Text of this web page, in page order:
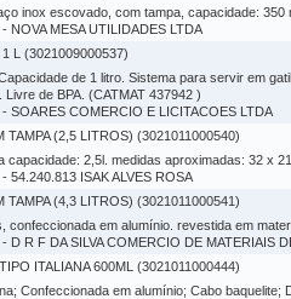
inox escovado, com tampa, capacidade: 350
NOVA MESA UTILIDADES LTDA
L (3021009000537)
de 1 litro. Sistema para servir em
de BPA. (CATMAT 437942 )
SOARES COMERCIO E LICITACOES LTDA
TAMPA (2,5 LITROS) (3021011000540)
capacidade: 2,5l. medidas aproximadas: 32 x
54.240.813 ISAK ALVES ROSA
TAMPA (4,3 LITROS) (3021011000541)
confeccionada em alumínio. revestida em
D R F DA SILVA COMERCIO DE MATERIAIS
ITALIANA 600ML (3021011000444)
Confeccionada em alumínio; Cabo